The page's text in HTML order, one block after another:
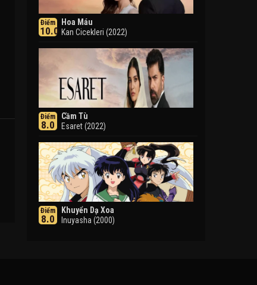
Điểm
10.0
Hoa Máu
Kan Cicekleri (2022)
Điểm
8.0
Cầm Tù
Esaret (2022)
Điểm
8.0
Khuyển Dạ Xoa
Inuyasha (2000)